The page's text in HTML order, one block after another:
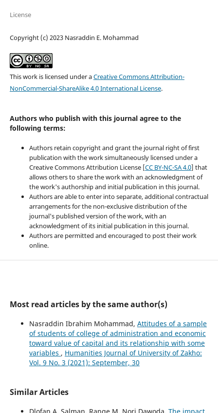
License
Copyright (c) 2023 Nasraddin E. Mohammad
This work is licensed under aCreative Commons Attribution-
NonCommercial-ShareAlike 4.0 International License.
Authors who publish with this journal agree to the
following terms:
Authors retain copyright and grant the journal right of first
publication with the work simultaneously licensed under a
Creative Commons Attribution License [CC BY-NC-SA 4.0] that
allows others to share the work with an acknowledgment of
the work's authorship and initial publication in this journal.
Authors are able to enter into separate, additional contractual
arrangements for the non-exclusive distribution of the
journal's published version of the work, with an
acknowledgment of its initial publication in this journal.
Authors are permitted and encouraged to post their work
online.
Most read articles by the same author(s)
Nasraddin Ibrahim Mohammad, Attitudes of a sample
of students of college of administration and economic
toward value of capital and its relationship with some
variables , Humanities Journal of University of Zakho:
Vol. 9 No. 3 (2021): September, 30
Similar Articles